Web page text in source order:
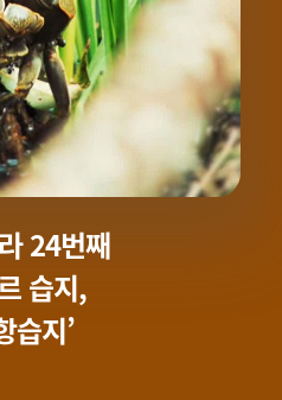
24번째
습지,
습지’